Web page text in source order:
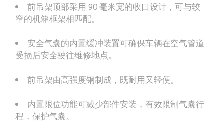
前吊架顶部采用 90 毫米宽的收口设计，可与较
窄的机箱框架相匹配。
安全气囊的内置缓冲装置可确保车辆在空气管道
受损后安全驶往维修地点。
前吊架由高强度钢制成，既耐用又轻便。
内置限位功能可减少部件安装，有效限制气囊行
程，保护气囊。